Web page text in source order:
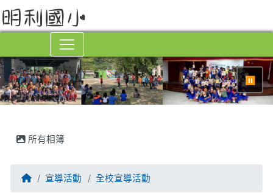
⏸
所有相簿
回首頁宣導活動 全校宣導活動